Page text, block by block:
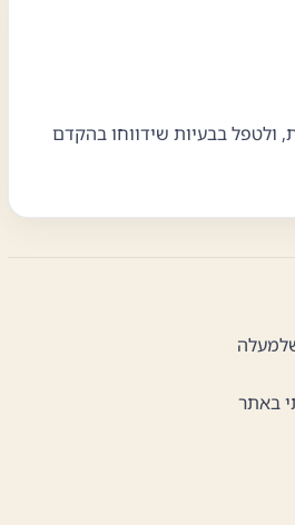
לכל פנייה בנושא נגישות בתוך 48 שעות, ולטפל בבעיות שידווחו בהקדם
באתר